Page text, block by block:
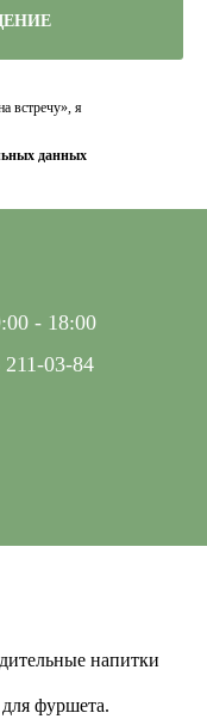
встречу», я
данных
- 18:00
03-84
напитки
фуршета.